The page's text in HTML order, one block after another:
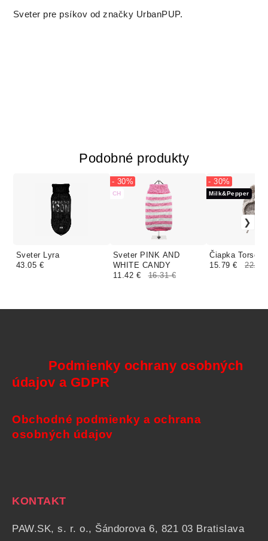
Sveter pre psíkov od značky UrbanPUP.
Podobné produkty
Sveter Lyra
43.05 €
Sveter PINK AND
WHITE CANDY
CH
- 30%
11.42 € 16.31 €
Čiapka Torso 2
Milk&Pepper
- 30%
15.79 € 22.55
Podmienky ochrany osobných
údajov a GDPR
Obchodné podmienky a ochrana
osobných údajov
KONTAKT
PAW.SK, s. r. o., Šándorova 6, 821 03 Bratislava